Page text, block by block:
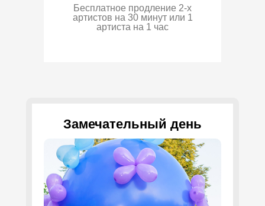
Бесплатное продление 2-х
артистов на 30 минут или 1
артиста на 1 час
Замечательный день